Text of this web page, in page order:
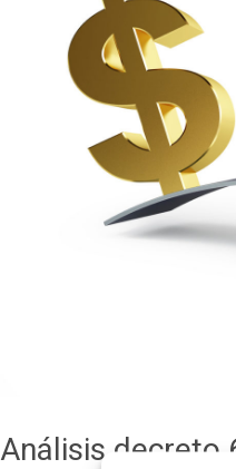
Análisis decreto